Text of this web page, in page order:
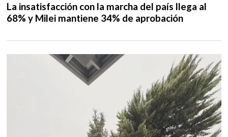
La insatisfacción con la marcha del país llega al
68% y Milei mantiene 34% de aprobación